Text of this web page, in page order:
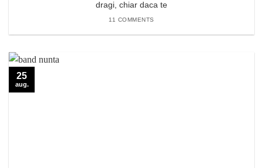
dragi, chiar daca te
11 COMMENTS
25
aug.